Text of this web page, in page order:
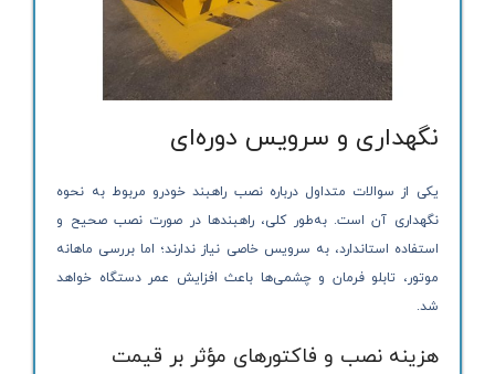
نگهداری و سرویس دوره‌ای
یکی از سوالات متداول درباره نصب راهبند خودرو مربوط به نحوه
نگهداری آن است. به‌طور کلی، راهبندها در صورت نصب صحیح و
استفاده استاندارد، به سرویس خاصی نیاز ندارند؛ اما بررسی ماهانه
موتور، تابلو فرمان و چشمی‌ها باعث افزایش عمر دستگاه خواهد
شد.
هزینه نصب و فاکتورهای مؤثر بر قیمت